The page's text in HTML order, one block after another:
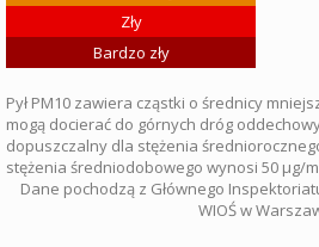
Zły
Bardzo zły
Pył PM10 zawiera cząstki o średnicy
mogą docierać do górnych dróg
dopuszczalny dla stężenia
stężenia średniodobowego wynosi 50 µg/
Dane pochodzą z Głównego
WIOŚ w